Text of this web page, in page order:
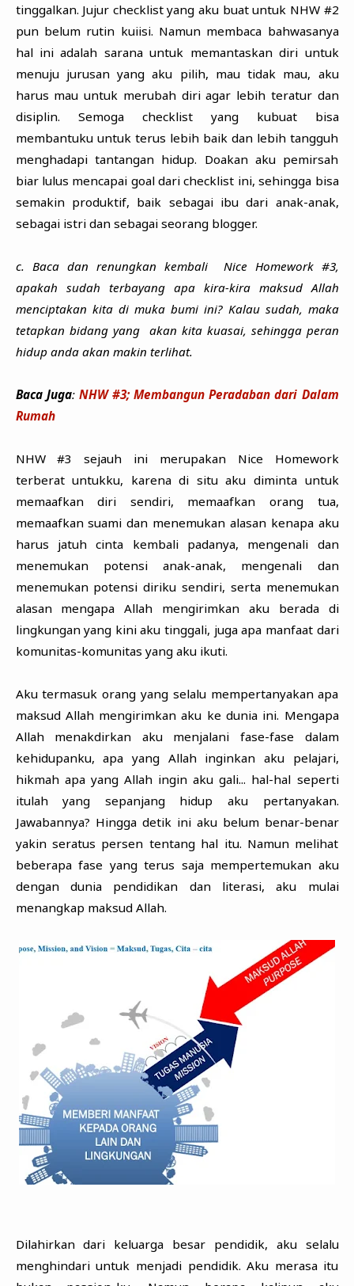
tinggalkan. Jujur checklist yang aku buat untuk NHW #2
pun belum rutin kuiisi. Namun membaca bahwasanya
hal ini adalah sarana untuk memantaskan diri untuk
menuju jurusan yang aku pilih, mau tidak mau, aku
harus mau untuk merubah diri agar lebih teratur dan
disiplin. Semoga checklist yang kubuat bisa
membantuku untuk terus lebih baik dan lebih tangguh
menghadapi tantangan hidup. Doakan aku pemirsah
biar lulus mencapai goal dari checklist ini, sehingga bisa
semakin produktif, baik sebagai ibu dari anak-anak,
sebagai istri dan sebagai seorang blogger.
c. Baca dan renungkan kembali Nice Homework #3,
apakah sudah terbayang apa kira-kira maksud Allah
menciptakan kita di muka bumi ini? Kalau sudah, maka
tetapkan bidang yang akan kita kuasai, sehingga peran
hidup anda akan makin terlihat.
Baca Juga: NHW #3; Membangun Peradaban dari Dalam
Rumah
NHW #3 sejauh ini merupakan Nice Homework
terberat untukku, karena di situ aku diminta untuk
memaafkan diri sendiri, memaafkan orang tua,
memaafkan suami dan menemukan alasan kenapa aku
harus jatuh cinta kembali padanya, mengenali dan
menemukan potensi anak-anak, mengenali dan
menemukan potensi diriku sendiri, serta menemukan
alasan mengapa Allah mengirimkan aku berada di
lingkungan yang kini aku tinggali, juga apa manfaat dari
komunitas-komunitas yang aku ikuti.
Aku termasuk orang yang selalu mempertanyakan apa
maksud Allah mengirimkan aku ke dunia ini. Mengapa
Allah menakdirkan aku menjalani fase-fase dalam
kehidupanku, apa yang Allah inginkan aku pelajari,
hikmah apa yang Allah ingin aku gali... hal-hal seperti
itulah yang sepanjang hidup aku pertanyakan.
Jawabannya? Hingga detik ini aku belum benar-benar
yakin seratus persen tentang hal itu. Namun melihat
beberapa fase yang terus saja mempertemukan aku
dengan dunia pendidikan dan literasi, aku mulai
menangkap maksud Allah.
Dilahirkan dari keluarga besar pendidik, aku selalu
menghindari untuk menjadi pendidik. Aku merasa itu